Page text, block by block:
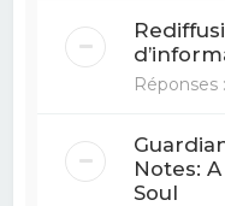
Réponses
Notes:
Soul